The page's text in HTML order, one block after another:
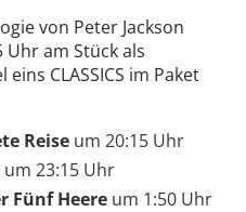
von Peter Jackson
Uhr am Stück als
CLASSICS im Paket
Reise um 20:15 Uhr
um 23:15 Uhr
Fünf Heere um 1:50 Uhr